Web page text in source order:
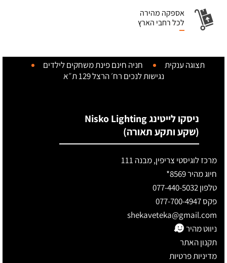
אספקה מהירה
לכל רחבי הארץ
תצוגה ענקית חניה חינם פינת משחקים לילדים
נגישות לנכים רח׳ הרצל 129 ת״א
ניסקו לייטינג Nisko Lighting
(שקע ותקע תאורה)
מרכז לוגיסטי צריפין, מבנה 111
חיוג מהיר 8569*
טלפון 077-440-5032
פקס 077-700-4947
shekaveteka@gmail.com
ניווט מהיר
תקנון האתר
מדיניות פרטיות